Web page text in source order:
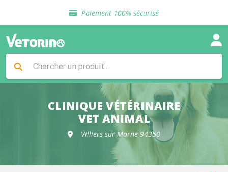
Paiement 100% sécurisé
Livraison gratuite en clinique vétérinaire
Sélection de croquettes vétérinaire
Livraison gratuite en clinique vétérinaire
Retour gratuit en clinique
Sélection de croquettes vétérinaire
CLINIQUE VÉTÉRINAIRE
VET ANIMAL
Villiers-sur-Marne 94350